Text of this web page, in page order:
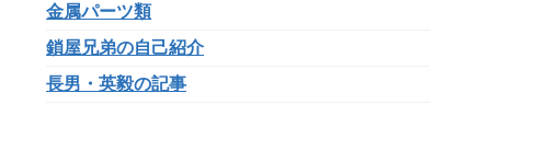
金属パーツ類
鎖屋兄弟の自己紹介
長男・英毅の記事